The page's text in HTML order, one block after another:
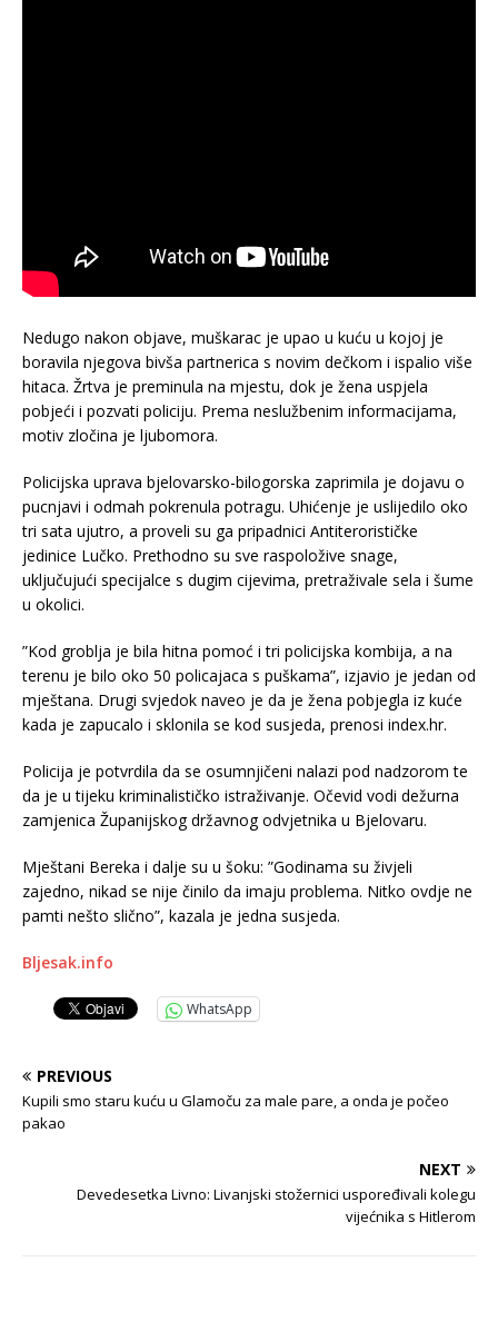
Nedugo nakon objave, muškarac je upao u kuću u kojoj je
boravila njegova bivša partnerica s novim dečkom i ispalio više
hitaca. Žrtva je preminula na mjestu, dok je žena uspjela
pobjeći i pozvati policiju. Prema neslužbenim informacijama,
motiv zločina je ljubomora.
Policijska uprava bjelovarsko-bilogorska zaprimila je dojavu o
pucnjavi i odmah pokrenula potragu. Uhićenje je uslijedilo oko
tri sata ujutro, a proveli su ga pripadnici Antiterorističke
jedinice Lučko. Prethodno su sve raspoložive snage,
uključujući specijalce s dugim cijevima, pretraživale sela i šume
u okolici.
”Kod groblja je bila hitna pomoć i tri policijska kombija, a na
terenu je bilo oko 50 policajaca s puškama”, izjavio je jedan od
mještana. Drugi svjedok naveo je da je žena pobjegla iz kuće
kada je zapucalo i sklonila se kod susjeda, prenosi index.hr.
Policija je potvrdila da se osumnjičeni nalazi pod nadzorom te
da je u tijeku kriminalističko istraživanje. Očevid vodi dežurna
zamjenica Županijskog državnog odvjetnika u Bjelovaru.
Mještani Bereka i dalje su u šoku: ”Godinama su živjeli
zajedno, nikad se nije činilo da imaju problema. Nitko ovdje ne
pamti nešto slično”, kazala je jedna susjeda.
Bljesak.info
WhatsApp
PREVIOUS
Kupili smo staru kuću u Glamoču za male pare, a onda je počeo
pakao
NEXT
Devedesetka Livno: Livanjski stožernici uspoređivali kolegu
vijećnika s Hitlerom